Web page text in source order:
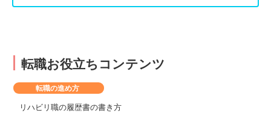
転職お役立ちコンテンツ
転職の進め方
リハビリ職の履歴書の書き方